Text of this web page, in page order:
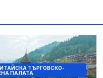
ТЪРГОВСКО-
ПАЛАТА